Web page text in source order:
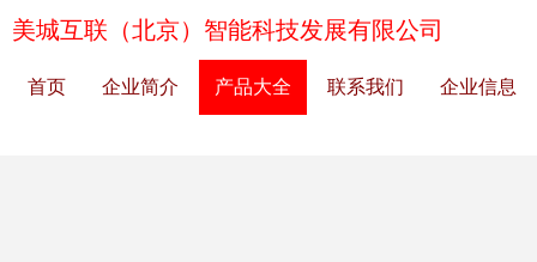
美城互联（北京）智能科技发展有限公司
首页 企业简介 产品大全 联系我们 企业信息